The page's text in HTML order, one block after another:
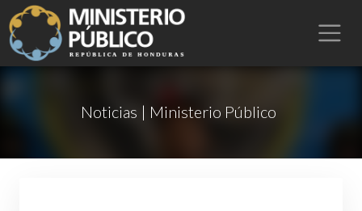
Noticias | Ministerio Público